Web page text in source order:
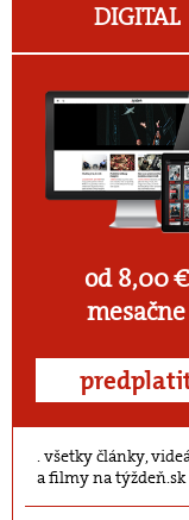
DIGITAL
od 8,00 €
mesačne
všetky články,
a filmy na týždeň.sk